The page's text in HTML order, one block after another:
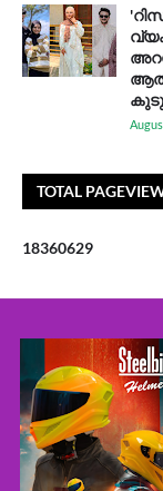
TOTAL
18360629